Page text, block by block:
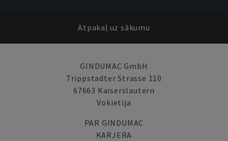
Atpakaļ uz sākumu
GINDUMAC GmbH
Trippstadter Strasse 110
67663 Kaiserslautern
Vokietija
PAR GINDUMAC
KARJERA